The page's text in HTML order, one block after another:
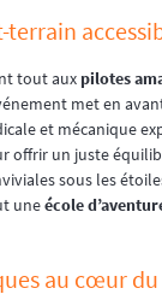
tout aux pilotes
met en
et mécanique
offrir un juste
sous les
uneécole
au cœur du